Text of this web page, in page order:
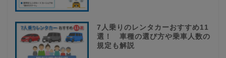
7人乗りのレンタカーおすすめ11
選！ 車種の選び方や乗車人数の
規定も解説